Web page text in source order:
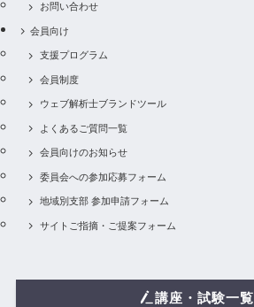
お問い合わせ
会員向け
支援プログラム
会員制度
ウェブ解析士ブランドツール
よくあるご質問一覧
会員向けのお知らせ
委員会への参加応募フォーム
地域別支部 参加申請フォーム
サイトご指摘・ご提案フォーム
講座・試験一覧